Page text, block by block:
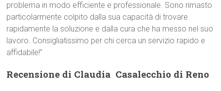
problema in modo efficiente e professionale. Sono rimasto
particolarmente colpito dalla sua capacità di trovare
rapidamente la soluzione e dalla cura che ha messo nel suo
lavoro. Consigliatissimo per chi cerca un servizio rapido e
affidabile!”
Recensione di Claudia  Casalecchio di Reno